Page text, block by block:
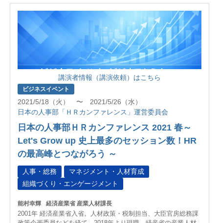
講演者情報（講演依頼）はこちら
ビジネスイベント
2021/5/18（火） 〜 2021/5/26（水）
日本の人事部「ＨＲカンファレンス」運営委員会
日本の人事部ＨＲカンファレンス 2021 春～
Let's Grow up 史上最多のセッション数！HR
の最高峰とつながろう ～
人事・総務
マネジメント・人材育成
組織づくり・エンゲージメント
能村幸輝 経済産業省 産業人材課長
2001年 経済産業省入省。人材政策・税制担当、大臣官房総務課